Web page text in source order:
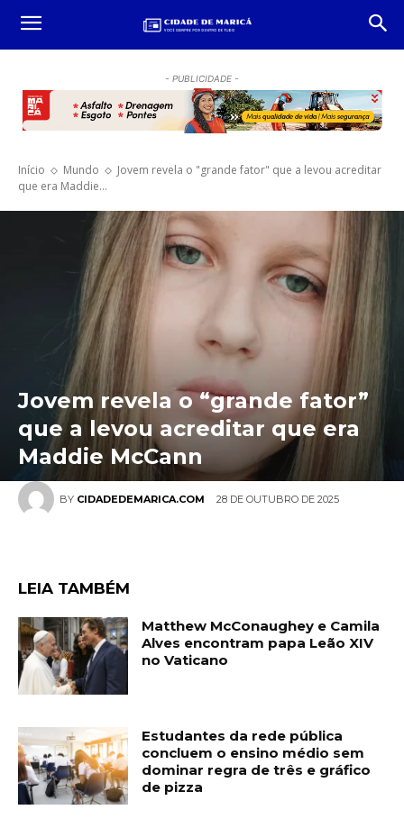
- PUBLICIDADE -
Início Mundo
Jovem revela o "grande fator" que a levou acreditar
que era Maddie...
BY CIDADEDEMARICA.COM 28 DE OUTUBRO DE 2025
Jovem revela o “grande fator”
que a levou acreditar que era
Maddie McCann
LEIA TAMBÉM
Matthew McConaughey e Camila
Alves encontram papa Leão XIV
no Vaticano
Estudantes da rede pública
concluem o ensino médio sem
dominar regra de três e gráfico
de pizza